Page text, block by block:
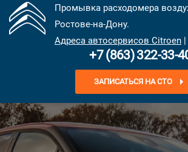
Промывка расходомера
Ростове-на-Дону.
Адреса автосервисов Citroen
+7 (863) 322-33-
ЗАПИСАТЬСЯ НА СТО